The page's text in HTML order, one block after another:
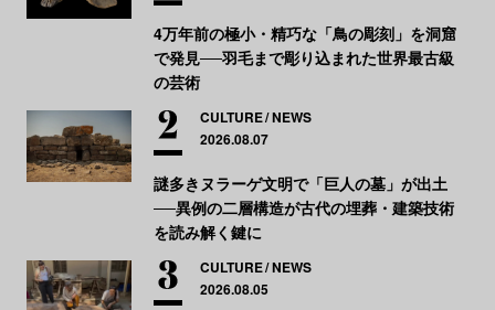
4万年前の極小・精巧な「鳥の彫刻」を洞窟
で発見──羽毛まで彫り込まれた世界最古級
の芸術
CULTURE NEWS
2026.08.07
謎多きヌラーゲ文明で「巨人の墓」が出土
──異例の二層構造が古代の埋葬・建築技術
を読み解く鍵に
CULTURE NEWS
2026.08.05